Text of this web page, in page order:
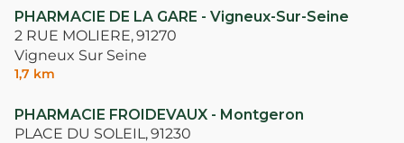
PHARMACIE DE LA GARE - Vigneux-Sur-Seine
2 RUE MOLIERE,91270
Vigneux Sur Seine
1,7 km
PHARMACIE FROIDEVAUX - Montgeron
PLACE DU SOLEIL,91230